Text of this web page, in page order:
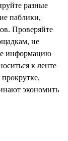
разные
паблики,
Проверяйте
не
информацию
к ленте
экономить